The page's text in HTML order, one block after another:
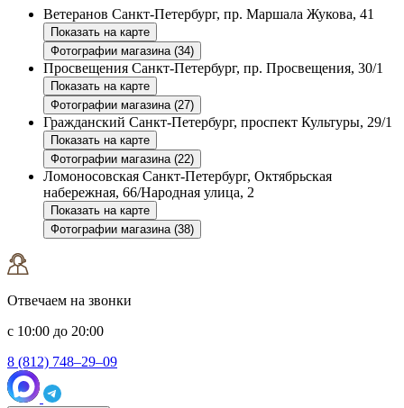
Ветеранов Санкт-Петербург, пр. Маршала Жукова, 41
Показать на карте
Фотографии магазина (34)
Просвещения Санкт-Петербург, пр. Просвещения, 30/1
Показать на карте
Фотографии магазина (27)
Гражданский Санкт-Петербург, проспект Культуры, 29/1
Показать на карте
Фотографии магазина (22)
Ломоносовская Санкт-Петербург, Октябрьская
набережная, 66/Народная улица, 2
Показать на карте
Фотографии магазина (38)
Отвечаем на звонки
с 10:00 до 20:00
8 (812) 748–29–09